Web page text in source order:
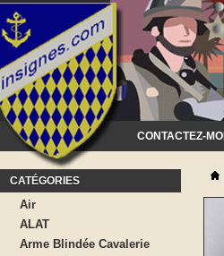
CONTACTEZ-MOI
CATÉGORIES
Air
ALAT
Arme Blindée Cavalerie